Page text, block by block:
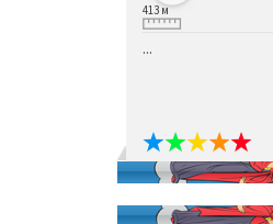
413 м
...